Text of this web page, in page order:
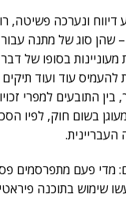
דיווח ונערכה פשיטה,
שהן סוג של מתנה עבור
בסופו של
להעמיס עוד ועוד
התובעים למפרי
בשום חוק, לפיו
מדי פעם מתפרסמים
שימוש בתוכנה